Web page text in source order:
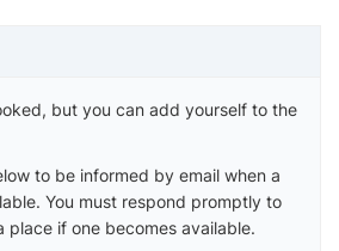
but you can add yourself to the
to be informed by email when a
You must respond promptly to
place if one becomes available.